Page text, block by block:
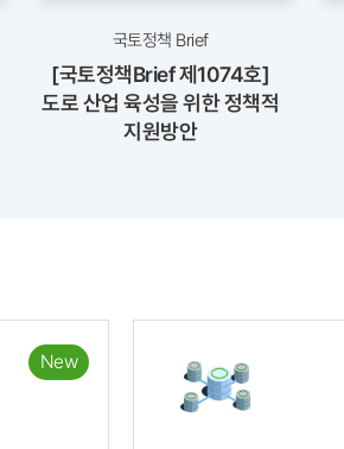
국토정책 Brief
[국토정책Brief 제1074호]
도로 산업 육성을 위한 정책적
지원방안
New